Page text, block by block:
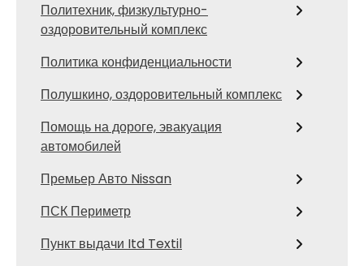
Политехник, физкультурно-
оздоровительный комплекс
Политика конфиденциальности
Полушкино, оздоровительный комплекс
Помощь на дороге, эвакуация
автомобилей
Премьер Авто Nissan
ПСК Периметр
Пункт выдачи Itd Textil